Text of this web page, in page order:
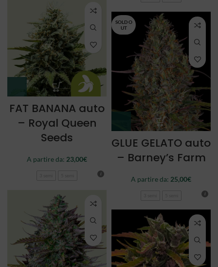
FAT BANANA auto
– Royal Queen
Seeds
A partire da: 23,00€
SOLD O
UT
GLUE GELATO auto
– Barney’s Farm
A partire da: 25,00€